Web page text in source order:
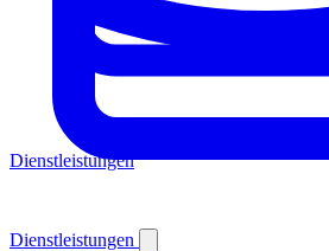
Dienstleistungen
Dienstleistungen